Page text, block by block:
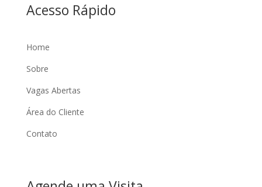
Acesso Rápido
Home
Sobre
Vagas Abertas
Área do Cliente
Contato